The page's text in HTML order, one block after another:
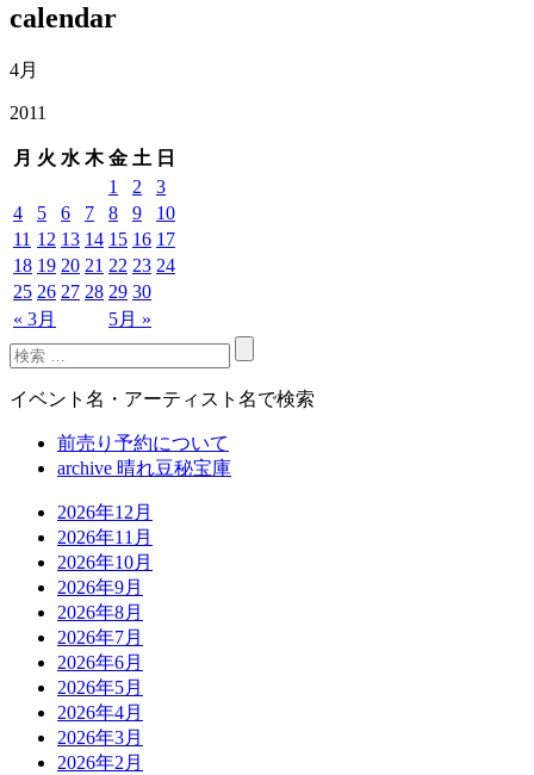
calendar
4月
2011
月 火 水 木 金 土 日
« 3月 5月 »
1 2
3
4
5 6 7 8 9
10
11 12 13 14 15 16 17
18 19 20 21 22 23 24
25 26 27 28 29 30
イベント名・アーティスト名で検索
前売り予約について
archive 晴れ豆秘宝庫
2026年12月
2026年11月
2026年10月
2026年9月
2026年8月
2026年7月
2026年6月
2026年5月
2026年4月
2026年3月
2026年2月